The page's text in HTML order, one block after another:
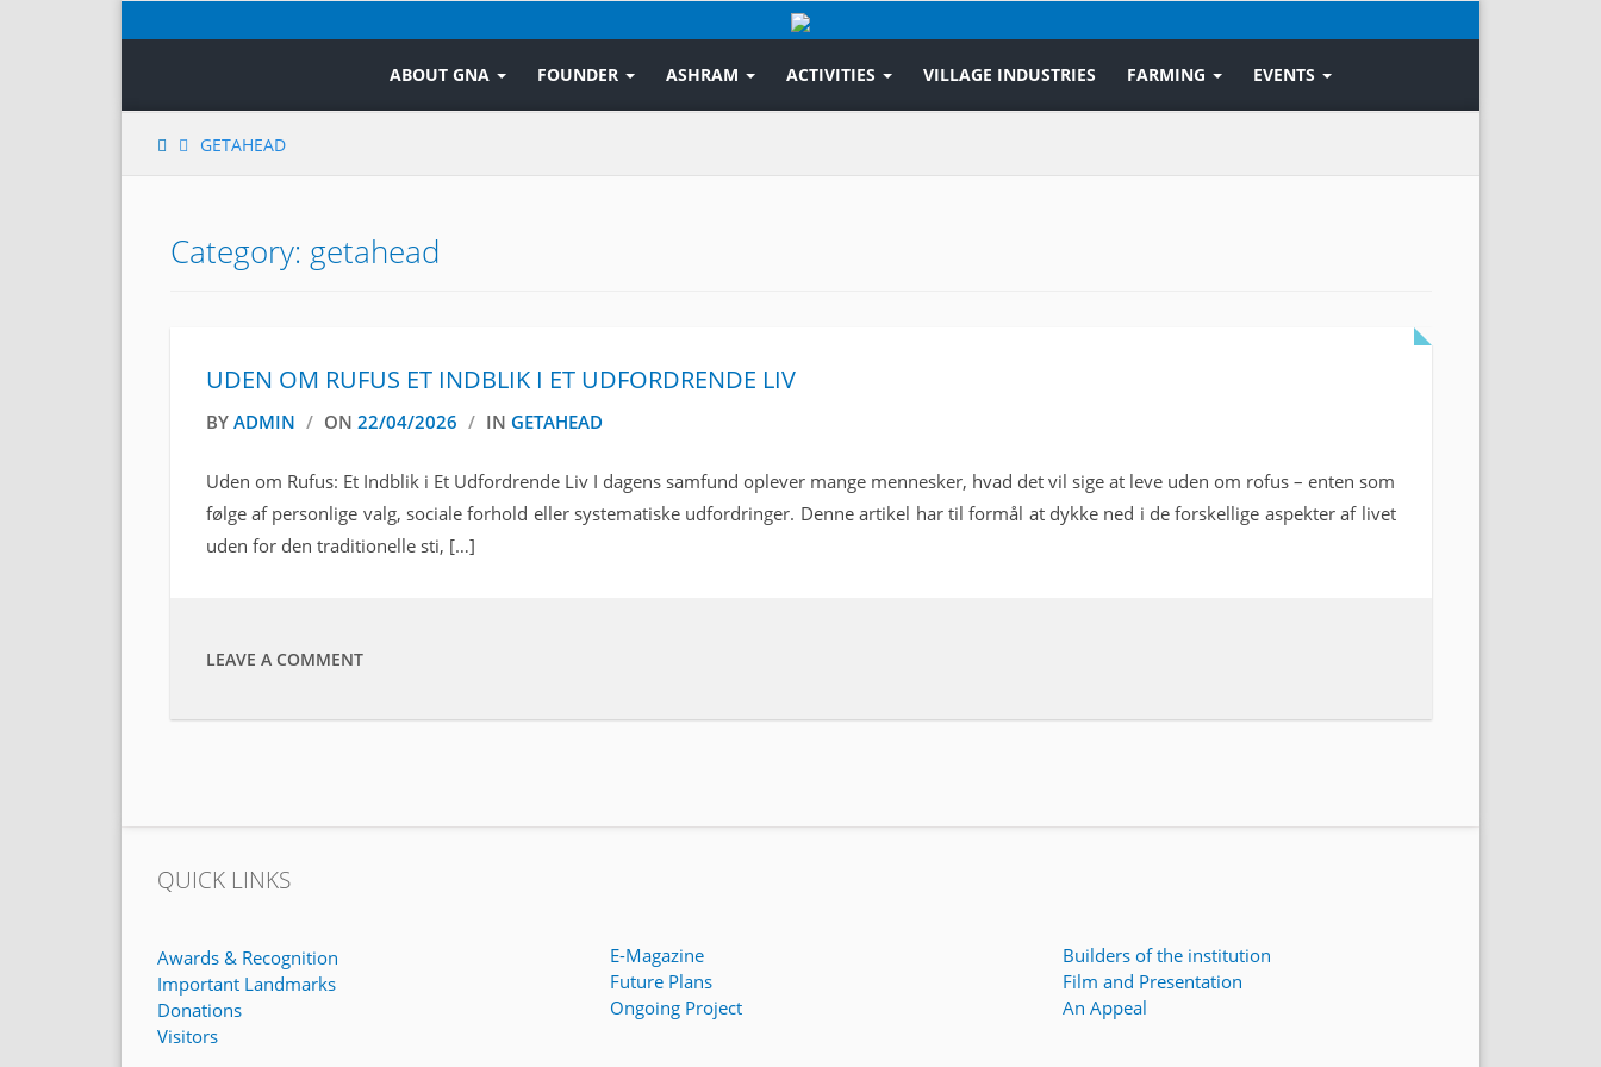
to
ABOUT GNA FOUNDER ASHRAM ACTIVITIES VILLAGE INDUSTRIES FARMING EVENTS
GETAHEAD
Category: getahead
UDEN OM RUFUS ET INDBLIK I ET UDFORDRENDE LIV
BY ADMIN / ON 22/04/2026 / IN GETAHEAD
Uden om Rufus: Et Indblik i Et Udfordrende Liv I dagens samfund oplever mange mennesker, hvad det vil sige at leve uden om rofus – enten som
følge af personlige valg, sociale forhold eller systematiske udfordringer. Denne artikel har til formål at dykke ned i de forskellige aspekter af livet
uden for den traditionelle sti, […]
LEAVE A COMMENT
QUICK LINKS
Awards & Recognition
Important Landmarks
Donations
Visitors
E-Magazine
Future Plans
Ongoing Project
Builders of the institution
Film and Presentation
An Appeal